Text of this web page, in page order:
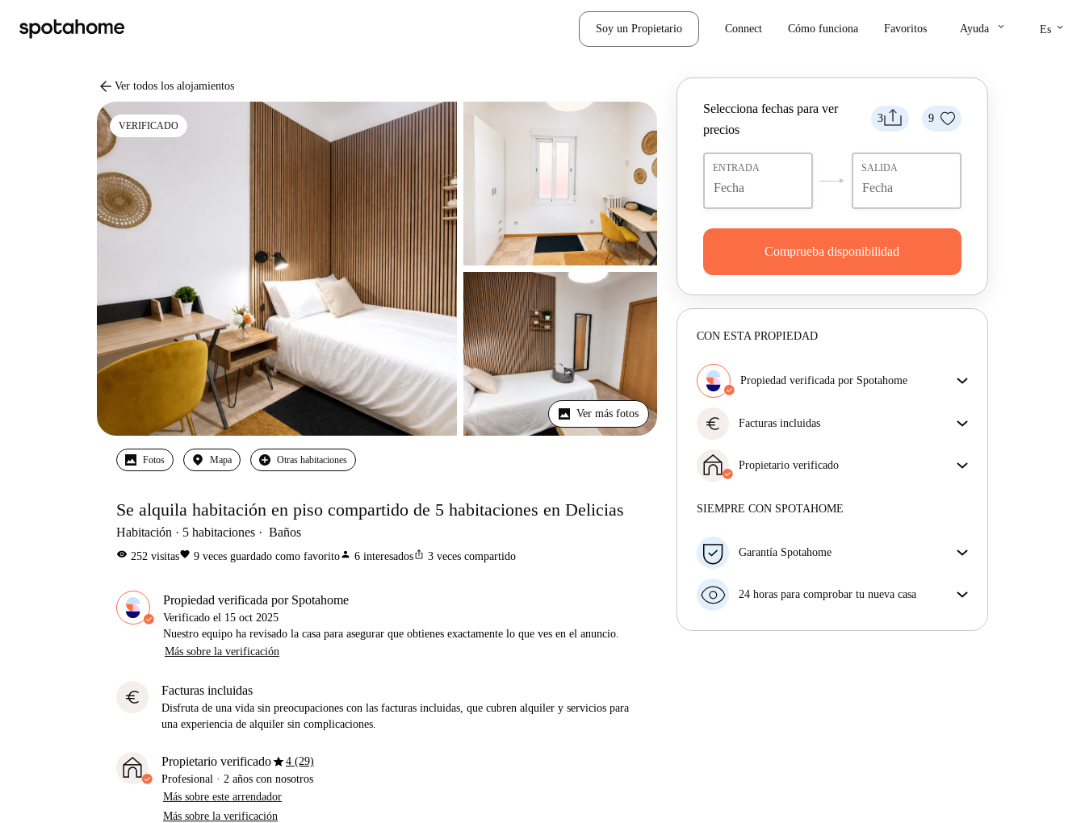
Soy un Propietario Connect Cómo funciona Favoritos Ayuda keyboard_arrow_down Es keyboard_arrow_down
arrow_back Ver todos los alojamientos
VERIFICADO
Ver más fotos
Fotos Mapa Otras habitaciones
Se alquila habitación en piso compartido de 5 habitaciones en Delicias
Habitación 5 habitaciones Baños
visibility 252 visitasfavorite 9 veces guardado como favoritoperson 6 interesadosios_share 3 veces compartido
Propiedad verificada por Spotahome
Verificado el 15 oct 2025
Nuestro equipo ha revisado la casa para asegurar que obtienes exactamente lo que ves en el anuncio.
Más sobre la verificación
euro Facturas incluidas
Disfruta de una vida sin preocupaciones con las facturas incluidas, que cubren alquiler y servicios para
una experiencia de alquiler sin complicaciones.
Propietario verificadostar4 (29)
Profesional · 2 años con nosotros
Más sobre este arrendador
Más sobre la verificación
3 9
Selecciona fechas para ver
precios
ENTRADA SALIDA
Comprueba disponibilidad
CON ESTA PROPIEDAD
Propiedad verificada por Spotahome
obtienes exactamente lo que ves en el anuncio.
euro Facturas incluidas
facturas incluidas, que cubren alquiler y servicios
para una experiencia de alquiler sin complicaciones.
Propietario verificado
Más sobre este arrendador
SIEMPRE CON SPOTAHOME
Garantía Spotahome
horas previas a la fecha de entrada, Spotahome A) te
el hotel hasta que encuentres nueva casa o B) te hará
24 horas para comprobar tu nueva casa